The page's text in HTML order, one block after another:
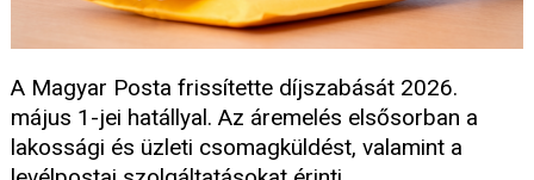
A Magyar Posta frissítette díjszabását 2026.
május 1-jei hatállyal. Az áremelés elsősorban a
lakossági és üzleti csomagküldést, valamint a